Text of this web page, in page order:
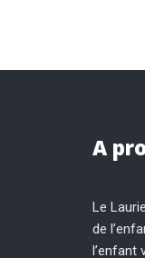
A
Le
de
l’enfant